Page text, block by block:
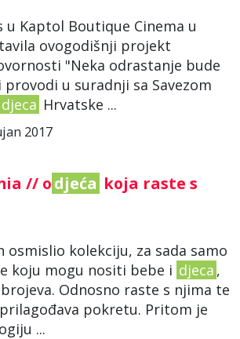
u Kaptol Boutique Cinema u
ovogodišnji projekt
"Neka odrastanje bude
u suradnji sa Savezom
djeca Hrvatske ...
2017
// odjeća koja raste s
osmislio kolekciju, za sada samo
koju mogu nositi bebe i djeca ,
Odnosno raste s njima te
pokretu. Pritom je
...